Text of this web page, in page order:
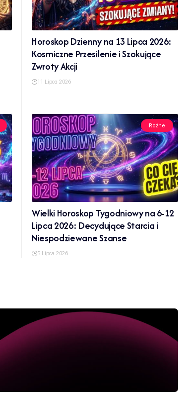
Horoskop Dzienny na 13 Lipca 2026:
Kosmiczne Przesilenie i Szokujące
Zwroty Akcji
11 Lipca 2026
Rożne
Wielki Horoskop Tygodniowy na 6-12
Lipca 2026: Decydujące Starcia i
Niespodziewane Szanse
5 Lipca 2026